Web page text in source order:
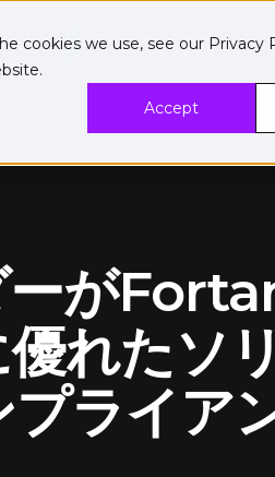
cookies we use, see our Privacy
Accept
が
れたソ
ライア